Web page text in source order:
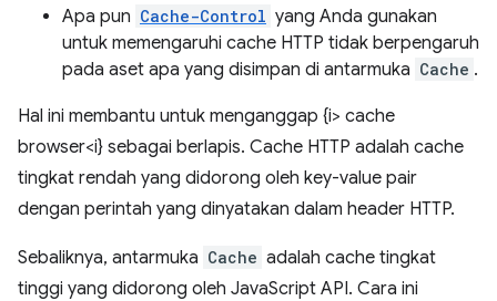
Apa pun Cache-Control yang Anda gunakan
untuk memengaruhi cache HTTP tidak berpengaruh
pada aset apa yang disimpan di antarmuka Cache .
Hal ini membantu untuk menganggap {i> cache
browser<i} sebagai berlapis. Cache HTTP adalah cache
tingkat rendah yang didorong oleh key-value pair
dengan perintah yang dinyatakan dalam header HTTP.
Sebaliknya, antarmuka Cache adalah cache tingkat
tinggi yang didorong oleh JavaScript API. Cara ini